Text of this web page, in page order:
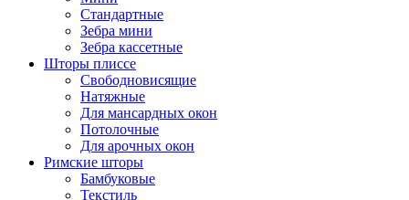
Cтандартные
Зебра мини
Зебра кассетные
Шторы плиссе
Свободновисящие
Натяжные
Для мансардных окон
Потолочные
Для арочных окон
Римские шторы
Бамбуковые
Текстиль